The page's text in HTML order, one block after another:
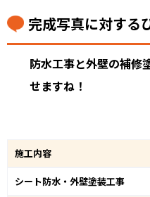
完成写真に対する
防水工事と外壁の補修
せますね！
施工内容
シート防水・外壁塗装工事